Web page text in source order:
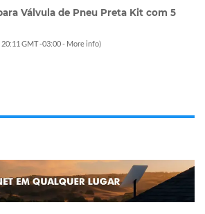
Válvula de Pneu Preta Kit com 5
GMT -03:00 - More info)